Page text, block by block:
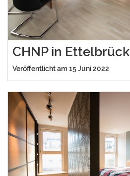
CHNP in Ettelbrück
Veröffentlicht am 15 Juni 2022